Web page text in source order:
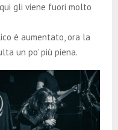
gli viene fuori molto
è aumentato, ora la
un po’ più piena.